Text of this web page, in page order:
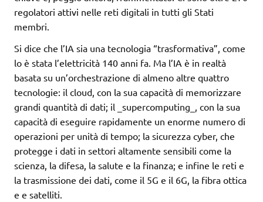
regolatori attivi nelle reti digitali in tutti gli Stati
membri.
Si dice che l’IA sia una tecnologia “trasformativa”, come
lo è stata l’elettricità 140 anni fa. Ma l’IA è in realtà
basata su un’orchestrazione di almeno altre quattro
tecnologie: il cloud, con la sua capacità di memorizzare
grandi quantità di dati; il _supercomputing_, con la sua
capacità di eseguire rapidamente un enorme numero di
operazioni per unità di tempo; la sicurezza cyber, che
protegge i dati in settori altamente sensibili come la
scienza, la difesa, la salute e la finanza; e infine le reti e
la trasmissione dei dati, come il 5G e il 6G, la fibra ottica
e e satelliti.